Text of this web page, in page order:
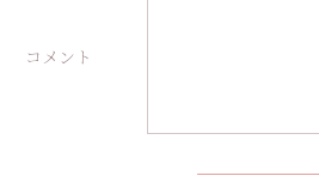
コメント